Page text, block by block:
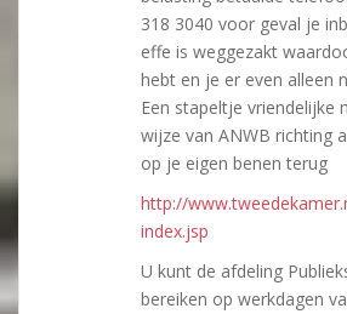
318 3040 voor geval je
effe is weggezakt
hebt en je er even alleen
Een stapeltje vriendelijke
wijze van ANWB richting
op je eigen benen terug
http://
index.jsp
U kunt de afdeling
bereiken op werkdagen